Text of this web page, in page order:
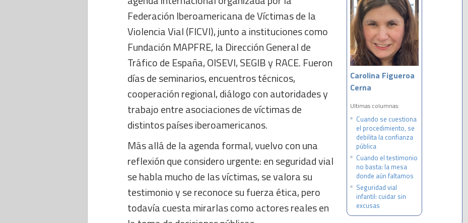
Carolina Figueroa
Cerna
Ultimas columnas:
Cuando se cuestiona
el procedimiento, se
debilita la confianza
pública
Cuando el testimonio
no basta: la mesa
donde aún faltamos
Seguridad vial
infantil: cuidar sin
excusas
Federación Iberoamericana de Víctimas de la
Violencia Vial (FICVI), junto a instituciones como
Fundación MAPFRE, la Dirección General de
Tráfico de España, OISEVI, SEGIB y RACE. Fueron
días de seminarios, encuentros técnicos,
cooperación regional, diálogo con autoridades y
trabajo entre asociaciones de víctimas de
distintos países iberoamericanos.
Más allá de la agenda formal, vuelvo con una
reflexión que considero urgente: en seguridad vial
se habla mucho de las víctimas, se valora su
testimonio y se reconoce su fuerza ética, pero
todavía cuesta mirarlas como actores reales en